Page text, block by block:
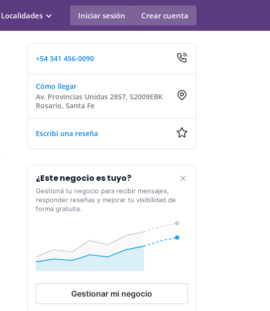
Localidades Iniciar sesión Crear cuenta
+54 341 456-0090
Cómo llegar
Av. Provincias Unidas 2857, S2009EBK
Rosario, Santa Fe
Escribí una reseña
¿Este negocio es tuyo?
Gestioná tu negocio para recibir mensajes,
responder reseñas y mejorar tu visibilidad de
forma gratuita.
Gestionar mi negocio